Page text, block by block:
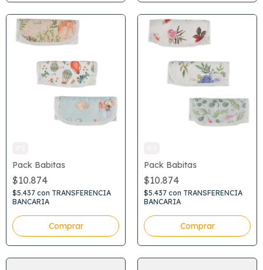
Pack Babitas
$10.874
$5.437 con TRANSFERENCIA
BANCARIA
Pack Babitas
$10.874
$5.437 con TRANSFERENCIA
BANCARIA